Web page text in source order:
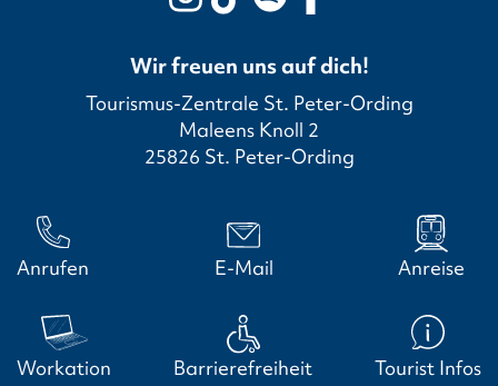
Wir freuen uns auf dich!
Tourismus-Zentrale St. Peter-Ording
Maleens Knoll 2
25826 St. Peter-Ording
Anrufen E-Mail Anreise
Workation Barrierefreiheit Tourist Infos